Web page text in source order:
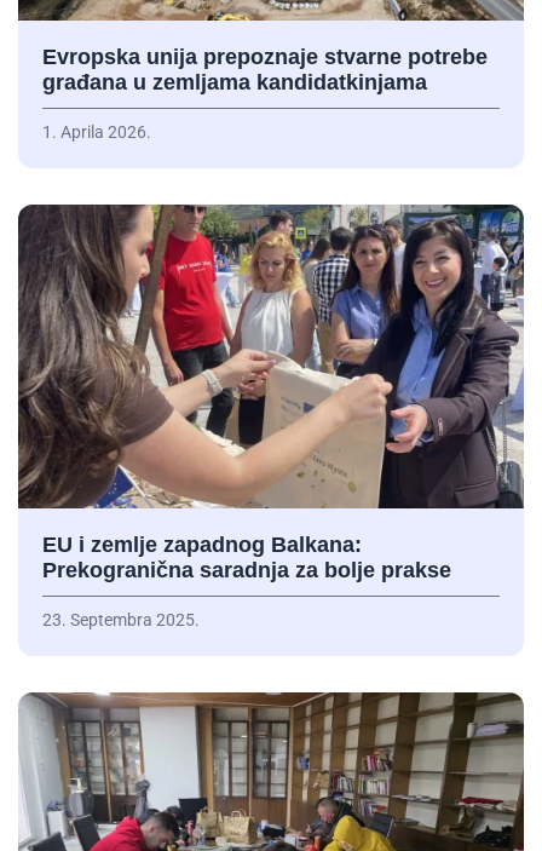
Evropska unija prepoznaje stvarne potrebe
građana u zemljama kandidatkinjama
1. Aprila 2026.
EU i zemlje zapadnog Balkana:
Prekogranična saradnja za bolje prakse
23. Septembra 2025.